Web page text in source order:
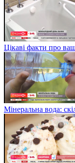
Цікаві факти про
Мінеральна вода: